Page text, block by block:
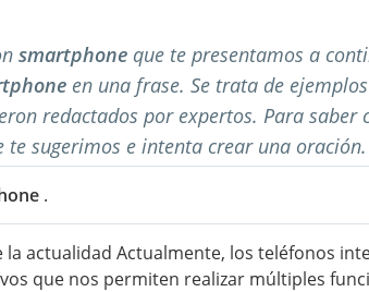
smartphone que te presentamos a
en una frase. Se trata de
redactados por expertos. Para saber
te sugerimos e intenta crear una oración.
.
la actualidad Actualmente, los teléfonos
que nos permiten realizar múltiples